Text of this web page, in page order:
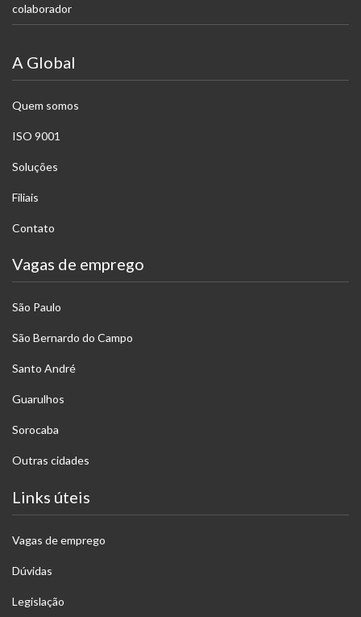
colaborador
A Global
Quem somos
ISO 9001
Soluções
Filiais
Contato
Vagas de emprego
São Paulo
São Bernardo do Campo
Santo André
Guarulhos
Sorocaba
Outras cidades
Links úteis
Vagas de emprego
Dúvidas
Legislação